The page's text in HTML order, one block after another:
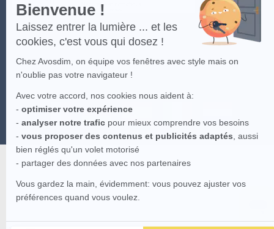
Bienvenue !
Laissez entrer la lumière ... et les
cookies, c'est vous qui dosez !
Chez Avosdim, on équipe vos fenêtres avec style mais on
n'oublie pas votre navigateur !
Avec votre accord, nos cookies nous aident à:
- optimiser votre expérience
- analyser notre trafic pour mieux comprendre vos besoins
- vous proposer des contenus et publicités adaptés , aussi
bien réglés qu'un volet motorisé
- partager des données avec nos partenaires
Vous gardez la main, évidemment: vous pouvez ajuster vos
préférences quand vous voulez.